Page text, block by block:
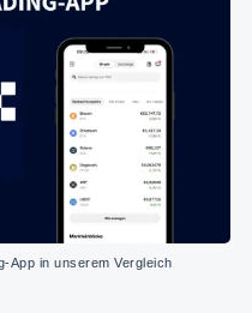
App in unserem Vergleich